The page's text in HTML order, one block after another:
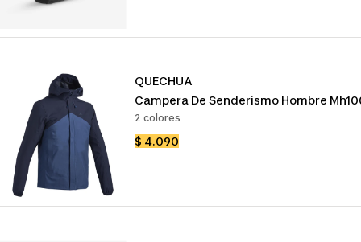
QUECHUA
Campera De Senderismo Hombre
2 colores
Precio
$ 4.090